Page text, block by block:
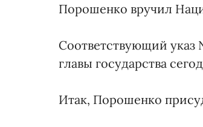
Порошенко вручил
Соответствующий указ
главы государства
Итак, Порошенко